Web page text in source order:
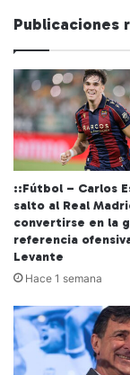
Publicaciones
::Fútbol – Carlos
salto al Real
convertirse en la
referencia
Levante
Hace 1 semana